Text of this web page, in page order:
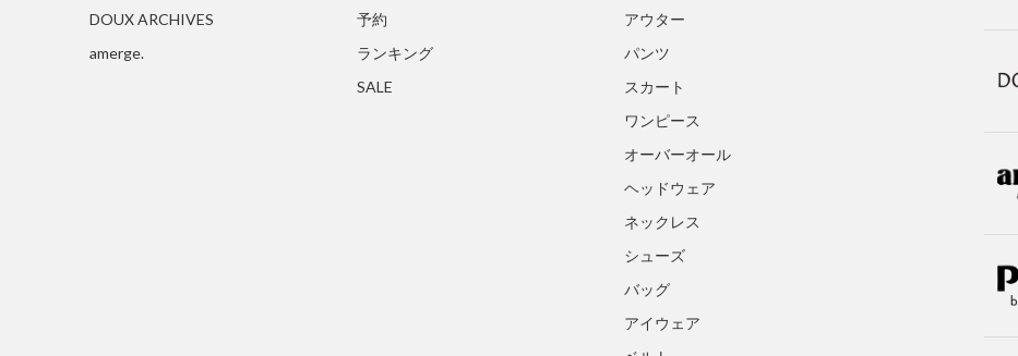
DOUX ARCHIVES
amerge.
予約
ランキング
SALE
アウター
パンツ
スカート
ワンピース
オーバーオール
ヘッドウェア
ネックレス
シューズ
バッグ
アイウェア